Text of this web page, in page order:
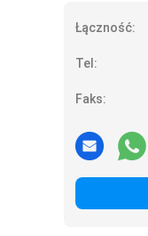
Łączność:
Tel:
Faks: